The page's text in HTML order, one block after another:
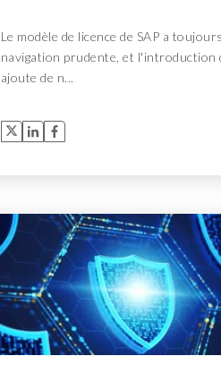
Le modèle de licence de SAP a
navigation prudente, et l'introduction
ajoute de n...